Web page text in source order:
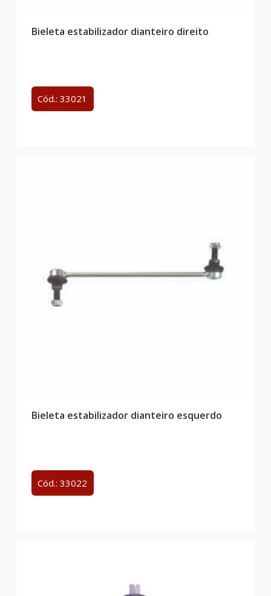
Bieleta estabilizador dianteiro direito
Cód.: 33021
Bieleta estabilizador dianteiro esquerdo
Cód.: 33022